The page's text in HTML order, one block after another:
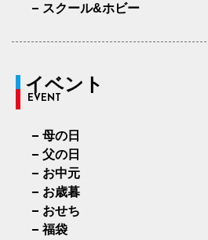
スクール&ホビー
イベント
EVENT
母の日
父の日
お中元
お歳暮
おせち
福袋